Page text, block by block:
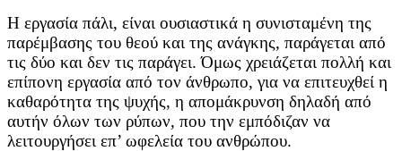
Η εργασία πάλι, είναι ουσιαστικά η συνισταμένη της
παρέμβασης του θεού και της ανάγκης, παράγεται από
τις δύο και δεν τις παράγει. Όμως χρειάζεται πολλή και
επίπονη εργασία από τον άνθρωπο, για να επιτευχθεί η
καθαρότητα της ψυχής, η απομάκρυνση δηλαδή από
αυτήν όλων των ρύπων, που την εμπόδιζαν να
λειτουργήσει επ’ ωφελεία του ανθρώπου.